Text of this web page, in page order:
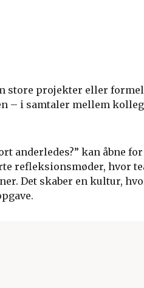
store projekter eller
– i samtaler mellem
anderledes?” kan åbne
refleksionsmøder, hvor
Det skaber en kultur,